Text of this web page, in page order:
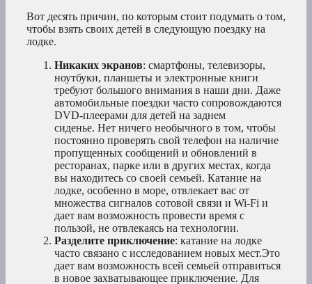
Вот десять причин, по которым стоит подумать о том,
чтобы взять своих детей в следующую поездку на
лодке.
Никаких экранов: смартфоны, телевизоры,
ноутбуки, планшеты и электронные книги
требуют большого внимания в наши дни. Даже
автомобильные поездки часто сопровождаются
DVD-плеерами для детей на заднем
сиденье. Нет ничего необычного в том, чтобы
постоянно проверять свой телефон на наличие
пропущенных сообщений и обновлений в
ресторанах, парке или в других местах, когда
вы находитесь со своей семьей. Катание на
лодке, особенно в море, отвлекает вас от
множества сигналов сотовой связи и Wi-Fi и
дает вам возможность провести время с
пользой, не отвлекаясь на технологии.
Разделите приключение: катание на лодке
часто связано с исследованием новых мест.Это
дает вам возможность всей семьей отправиться
в новое захватывающее приключение. Для